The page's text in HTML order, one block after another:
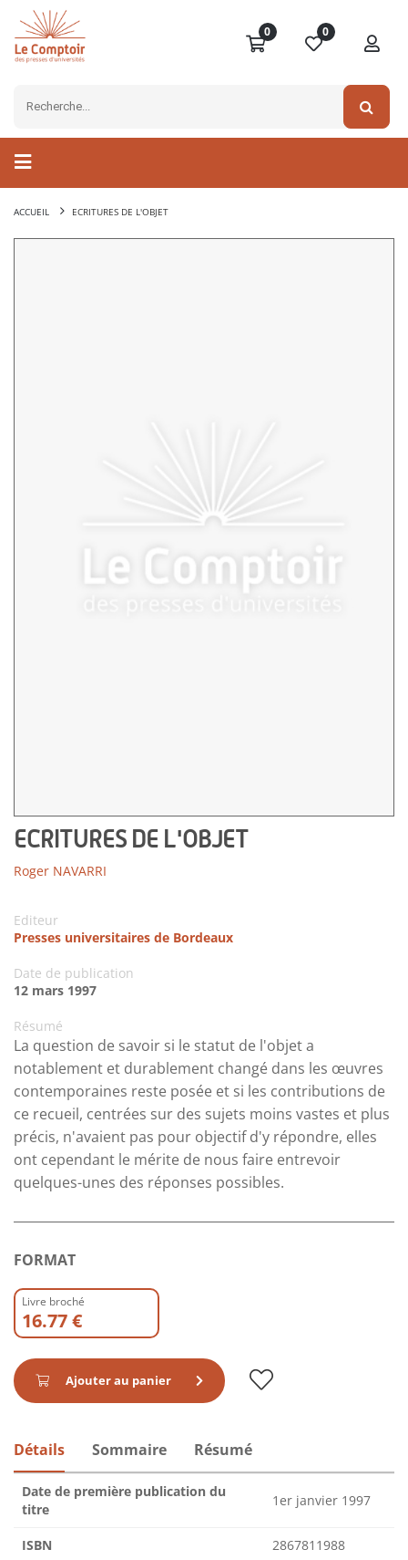
0 0
ACCUEIL ECRITURES DE L'OBJET
ECRITURES DE L'OBJET
Roger NAVARRI
Editeur
Presses universitaires de Bordeaux
Date de publication
12 mars 1997
Résumé
La question de savoir si le statut de l'objet a
notablement et durablement changé dans les œuvres
contemporaines reste posée et si les contributions de
ce recueil, centrées sur des sujets moins vastes et plus
précis, n'avaient pas pour objectif d'y répondre, elles
ont cependant le mérite de nous faire entrevoir
quelques-unes des réponses possibles.
FORMAT
Livre broché
16.77 €
Ajouter au panier
Détails Sommaire Résumé
Date de première publication du
titre
1er janvier 1997
ISBN 2867811988